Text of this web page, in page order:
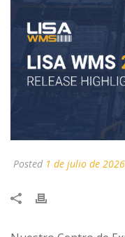
Posted 1 de julio de 2026